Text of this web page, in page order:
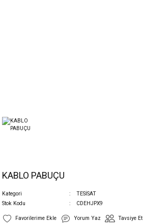
KABLO PABUÇU
Kategori
TESİSAT
Stok Kodu
CDEHJPX9
Yorum Yaz Tavsiye Et